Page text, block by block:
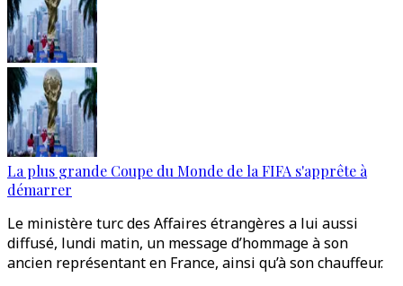
La plus grande Coupe du Monde de la FIFA s'apprête à
démarrer
Le ministère turc des Affaires étrangères a lui aussi
diffusé, lundi matin, un message d’hommage à son
ancien représentant en France, ainsi qu’à son chauffeur.